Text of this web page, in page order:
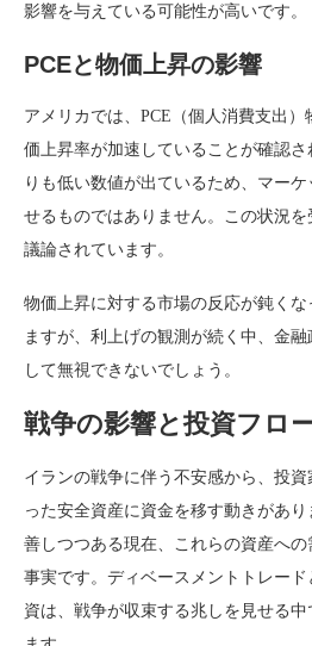
影響を与えている可能性が高いです。
PCEと物価上昇の影響
アメリカでは、PCE（個人消費支出
価上昇率が加速していることが確認
りも低い数値が出ているため、マー
せるものではありません。この状況
議論されています。
物価上昇に対する市場の反応が鈍く
ますが、利上げの観測が続く中、金
して無視できないでしょう。
戦争の影響と投資フロ
イランの戦争に伴う不安感から、投
った安全資産に資金を移す動きがあ
善しつつある現在、これらの資産へ
事実です。ディベースメントトレー
資は、戦争が収束する兆しを見せる